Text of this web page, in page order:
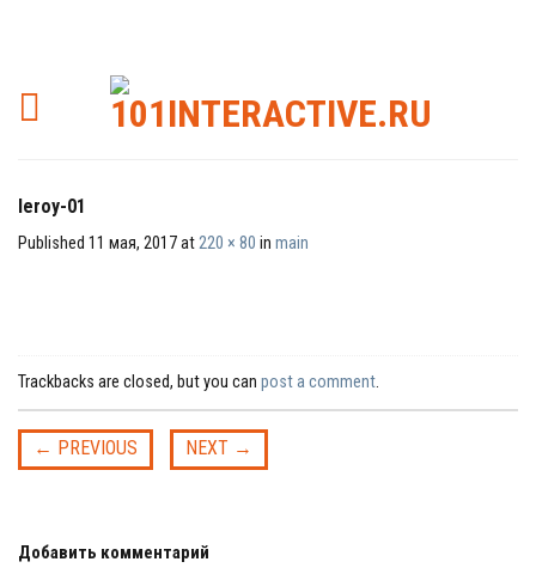
leroy-01
Published 11 мая, 2017at220 × 80 in main
Trackbacks are closed, but you can post a comment.
← PREVIOUS NEXT →
Добавить комментарий